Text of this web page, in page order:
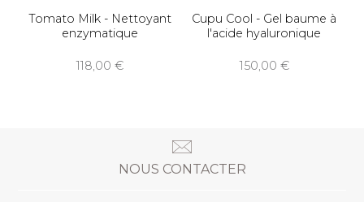
Tomato Milk - Nettoyant
enzymatique
118,00
Cupu Cool - Gel baume à
l'acide hyaluronique
150,00
NOUS CONTACTER